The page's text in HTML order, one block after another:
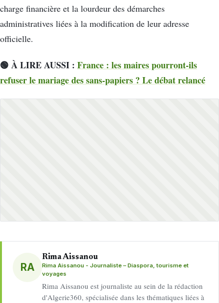
charge financière et la lourdeur des démarches
administratives liées à la modification de leur adresse
officielle.
🟢 À LIRE AUSSI : France : les maires pourront-ils
refuser le mariage des sans-papiers ? Le débat relancé
RA
Rima Aissanou
Rima Aissanou - Journaliste – Diaspora, tourisme et
voyages
Rima Aissanou est journaliste au sein de la rédaction
d'Algerie360, spécialisée dans les thématiques liées à